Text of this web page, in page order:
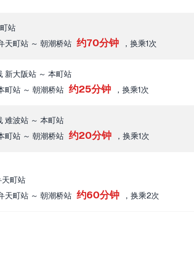
站
天町站 ～ 朝潮桥站 约70分钟 ，换乘1次
新大阪站 ～ 本町站
町站 ～ 朝潮桥站 约25分钟 ，换乘1次
难波站 ～ 本町站
町站 ～ 朝潮桥站 约20分钟 ，换乘1次
天町站
天町站 ～ 朝潮桥站 约60分钟 ，换乘2次